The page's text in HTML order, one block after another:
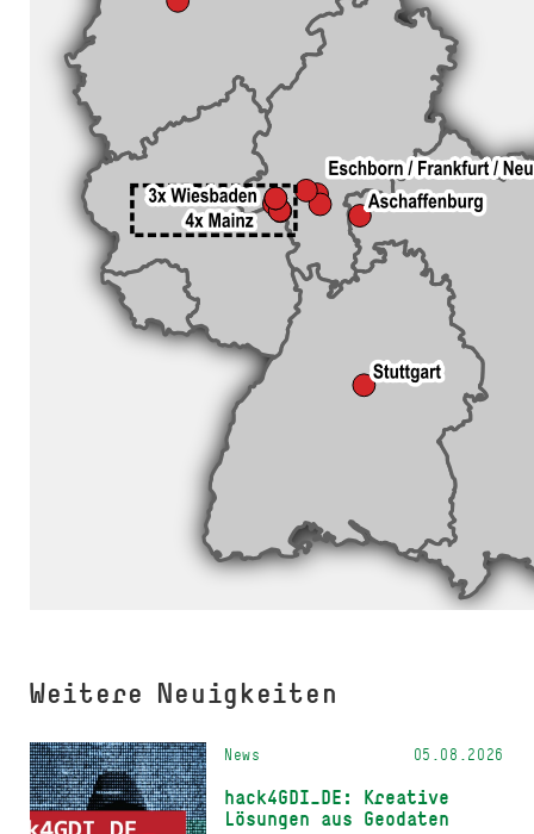
Weitere Neuigkeiten
News 05.08.2026
hack4GDI_DE: Kreative
Lösungen aus Geodaten